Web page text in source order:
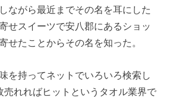
ながら最近までその名を耳にした
せスイーツで安八郡にあるショッ
せたことからその名を知った。
を持ってネットでいろいろ検索し
売れればヒットというタオル業界で